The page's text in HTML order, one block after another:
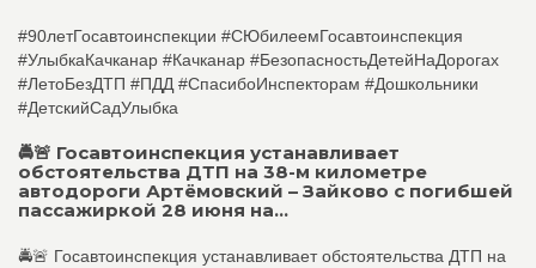
#90летГосавтоинспекции #СЮбилеемГосавтоинспекция
#УлыбкаКачканар #Качканар #БезопасностьДетейНаДорогах
#ЛетоБезДТП #ПДД #СпасибоИнспекторам #Дошкольники
#ДетскийСадУлыбка
🚔🚨 Госавтоинспекция устанавливает
обстоятельства ДТП на 38-м километре
автодороги Артёмовский – Зайково с погибшей
пассажиркой 28 июня на...
🚔🚨 Госавтоинспекция устанавливает обстоятельства ДТП на